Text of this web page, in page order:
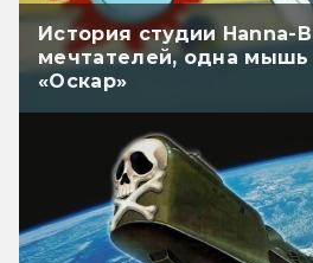
История студии Hanna-
мечтателей, одна
«Оскар»